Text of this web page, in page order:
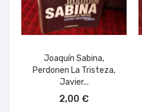
Joaquín Sabina,
Perdonen La Tristeza,
Javier...
2,00 €